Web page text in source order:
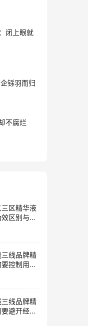
闭上眼就
铩羽而归
不腐烂
区精华液
区别与适
线品牌精
控制用量
肤负担的
线品牌精
避开经期
肤敏感度